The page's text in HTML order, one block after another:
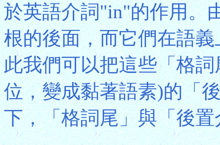
於英語介詞"in"的作用。
根的後面，而它們在語
此我們可以把這些「格
位，變成黏著語素)的「
下，「格詞尾」與「後